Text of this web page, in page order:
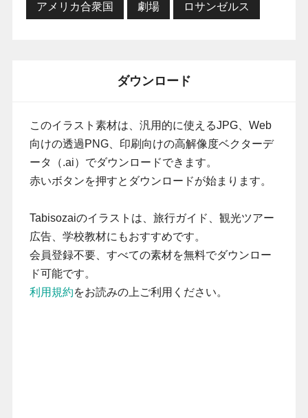
アメリカ合衆国 劇場 ロサンゼルス
ダウンロード
このイラスト素材は、汎用的に使えるJPG、Web
向けの透過PNG、印刷向けの高解像度ベクターデ
ータ（.ai）でダウンロードできます。
赤いボタンを押すとダウンロードが始まります。
Tabisozaiのイラストは、旅行ガイド、観光ツアー
広告、学校教材にもおすすめです。
会員登録不要、すべての素材を無料でダウンロー
ド可能です。
利用規約をお読みの上ご利用ください。